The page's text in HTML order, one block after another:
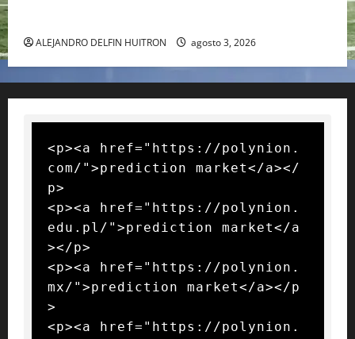
ALEJANDRO DELFIN HUITRON agosto 3, 2026
<p><a href="https://polynion.
com/">prediction market</a></
p>
<p><a href="https://polynion.
edu.pl/">prediction market</a
></p>
<p><a href="https://polynion.
mx/">prediction market</a></p
>
<p><a href="https://polynion.